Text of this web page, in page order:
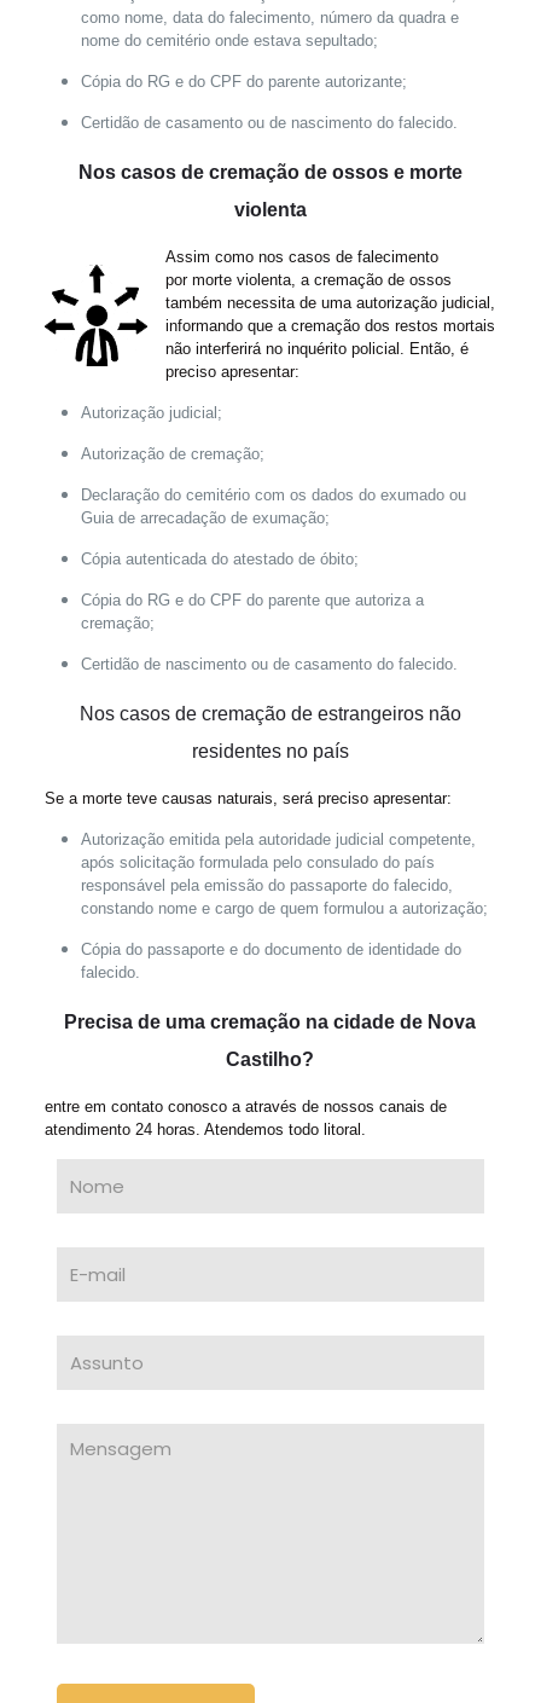
como nome, data do falecimento, número da quadra e
nome do cemitério onde estava sepultado;
Cópia do RG e do CPF do parente autorizante;
Certidão de casamento ou de nascimento do falecido.
Nos casos de cremação de ossos e morte
violenta
Assim como nos casos de falecimento
por morte violenta, a cremação de ossos
também necessita de uma autorização judicial,
informando que a cremação dos restos mortais
não interferirá no inquérito policial. Então, é
preciso apresentar:
Autorização judicial;
Autorização de cremação;
Declaração do cemitério com os dados do exumado ou
Guia de arrecadação de exumação;
Cópia autenticada do atestado de óbito;
Cópia do RG e do CPF do parente que autoriza a
cremação;
Certidão de nascimento ou de casamento do falecido.
Nos casos de cremação de estrangeiros não
residentes no país
Se a morte teve causas naturais, será preciso apresentar:
Autorização emitida pela autoridade judicial competente,
após solicitação formulada pelo consulado do país
responsável pela emissão do passaporte do falecido,
constando nome e cargo de quem formulou a autorização;
Cópia do passaporte e do documento de identidade do
falecido.
Precisa de uma cremação na cidade de Nova
Castilho?
entre em contato conosco a através de nossos canais de
atendimento 24 horas. Atendemos todo litoral.